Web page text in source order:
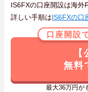
IS6FXの口座開設は海外
詳しい手順はIS6FXの口
口座開設
無料
最大36万円が